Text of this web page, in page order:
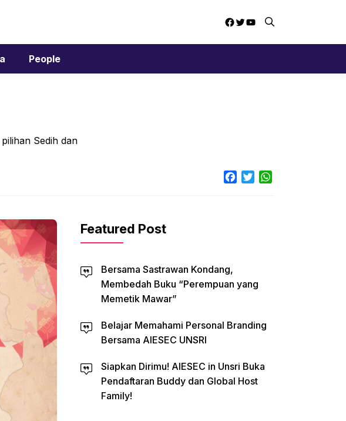
Facebook
Twitter
YouTube
People
Sedih dan
Facebook
Twitter
Featured Post
Bersama Sastrawan Kondang,
Membedah Buku “Perempuan yang
Memetik Mawar”
Belajar Memahami Personal Branding
Bersama AIESEC UNSRI
Siapkan Dirimu! AIESEC in Unsri Buka
Pendaftaran Buddy dan Global Host
Family!